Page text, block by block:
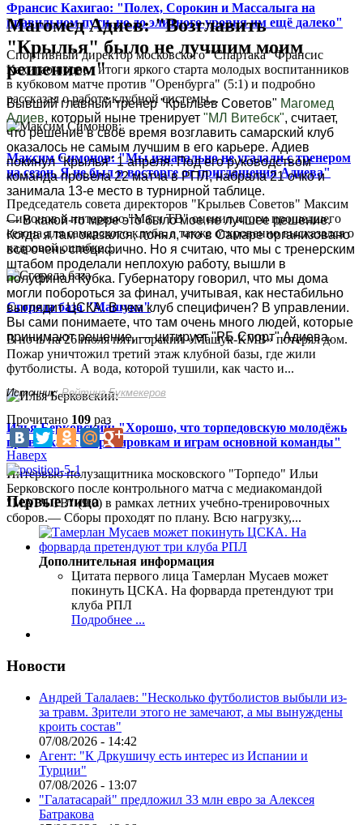
Франсис Кахигао: "Полех, Сорокин и Массалыга на
правильном пути, но до элитного уровня им ещё далеко"
Спортивный директор московского "Спартака" Франсис
Кахигао подвел итоги яркого старта молодых воспитанников
в кубковом матче против "Оренбурга" (5:1) и подробно
рассказал о работе клубной системы...
Максим Симонов: "Мы изначально не угадали с тренером
на сезон. Я не был в восторге от приглашения Адиева"
Председатель совета директоров "Крыльев Советов" Максим
Симонов в интервью "Матч ТВ" оценил итоги прошедшего
сезона для самарского клуба, а также откровенно высказался о
кадровой ошибке...
Сгорела база "Машука"
В ночь на 26 июля пятигорский «Машук-КМВ» потерял дом.
Пожар уничтожил третий этаж клубной базы, где жили
футболисты. А вода, которой тушили, как часто и...
Илья Берковский: "Хорошо, что торпедовскую молодёжь
привлекают к тренировкам и играм основной команды"
Интервью полузащитника московского "Торпедо" Ильи
Берковского после контрольного матча с медиакомандой
"МАТЧ ТВ" (9:0) в рамках летних учебно-тренировочных
сборов.— Сборы проходят по плану. Всю нагрузку,...
Магомед Адиев: "Возглавить
"Крылья" было не лучшим моим
решением"
Бывший главный тренер "Крыльев Советов" Магомед
Адиев, который ныне тренирует "МЛ Витебск", считает,
что решение в своё время возглавить самарский клуб
оказалось не самым лучшим в его карьере. Адиев
покинул "Крылья" 1 апреля. Под его руководством
команда провела 22 матча в РПЛ, набрала 21 очко и
занимала 13-е место в турнирной таблице.
— В какой-то мере это было мое не лучшее решение.
Когда я там оказался, понял, что в Самаре организовано
все очень специфично. Но я считаю, что мы с тренерским
штабом проделали неплохую работу, вышли в
полуфинал Кубка. Губернатору говорил, что мы дома
могли побороться за финал, учитывая, как нестабильно
выглядит ЦСКА. В чем клуб специфичен? В управлении.
Вы сами понимаете, что там очень много людей, которые
принимают решение, — цитирует "РБ Спорт" Адиева.
Источник:Рейтинг Букмекеров
Прочитано 109 раз
Наверх
Первые лица
Дополнительная информация
Цитата первого лица Тамерлан Мусаев может
покинуть ЦСКА. На форварда претендуют три
клуба РПЛ
Подробнее ...
Новости
Андрей Талалаев: "Несколько футболистов выбыли из-
за травм. Зрители этого не замечают, а мы вынуждены
кроить состав"
07/08/2026 - 14:42
Агент: "К Дркушичу есть интерес из Испании и
Турции"
07/08/2026 - 13:07
"Галатасарай" предложил 33 млн евро за Алексея
Батракова